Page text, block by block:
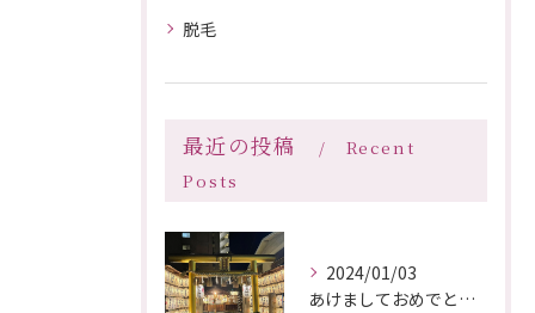
脱毛
最近の投稿
Recent
Posts
2024/01/03
あけましておめでとうございます🎍